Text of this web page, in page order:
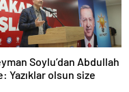
Soylu’dan Abdullah
Yazıklar olsun size